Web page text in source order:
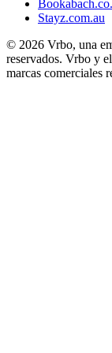
Stayz.com.au
© 2026 Vrbo, una
reservados. Vrbo y
marcas comerciales